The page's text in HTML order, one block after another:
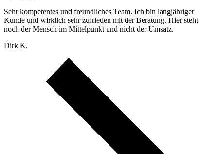
Sehr kompetentes und freundliches Team. Ich bin langjähriger
Kunde und wirklich sehr zufrieden mit der Beratung. Hier steht
noch der Mensch im Mittelpunkt und nicht der Umsatz.
Dirk K.